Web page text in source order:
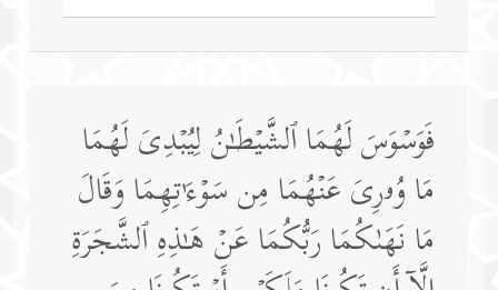
فَوَسۡوَسَ لَهُمَا ٱلشَّیۡطَـٰنُ لِیُبۡدِیَ لَهُمَا
مَا وُۥرِیَ عَنۡهُمَا مِن سَوۡءَ ٰ⁠ تِهِمَا وَقَالَ
مَا نَهَىٰكُمَا رَبُّكُمَا عَنۡ هَـٰذِهِ ٱلشَّجَرَةِ